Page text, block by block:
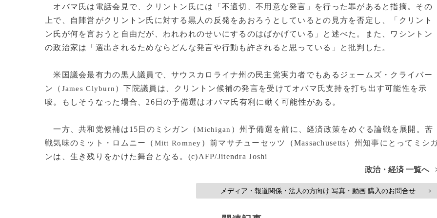
オバマ氏は電話会見で、クリントン氏には「不適切、不用意な発言」を行った罪があると指摘。その
上で、自陣営がクリントン氏に対する黒人の反発をあおろうとしているとの見方を否定し、「クリント
ン氏が何を言おうと自由だが、われわれのせいにするのはばかげている」と述べた。また、ワシントン
の政治家は「選出されるためならどんな発言や行動も許されると思っている」と批判した。
米国議会最有力の黒人議員で、サウスカロライナ州の民主党実力者でもあるジェームズ・クライバー
ン（ James Clyburn ）下院議員は、クリントン候補の発言を受けてオバマ氏支持を打ち出す可能性を示
唆。もしそうなった場合、26日の予備選はオバマ氏有利に動く可能性がある。
一方、共和党候補は15日のミシガン（Michigan ）州予備選を前に、経済政策をめぐる論戦を展開。苦
戦気味のミット・ロムニー（ Mitt Romney ）前マサチューセッツ（Massachusetts）州知事にとってミシ
ンは、生き残りをかけた舞台となる。(c)AFP/Jitendra Joshi
政治・経済 一覧へ
メディア・報道関係・法人の方向け 写真・動画 購入のお問合せ >